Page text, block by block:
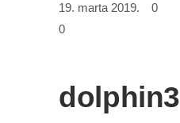
19. marta 2019.
0
0
dolphin3